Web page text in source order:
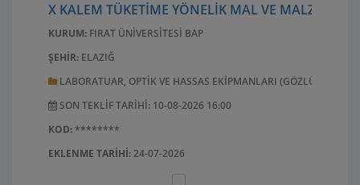
X KALEM TÜKETIME YÖNELIK MAL VE MALZEME
KURUM: FIRAT ÜNIVERSITESI BAP
ŞEHIR: ELAZIĞ
LABORATUAR, OPTIK VE HASSAS EKIPMANLARI (GÖZLÜK HARIÇ)
SON TEKLIF TARIHI: 10-08-2026 16:00
KOD:********
EKLENME TARIHI:24-07-2026